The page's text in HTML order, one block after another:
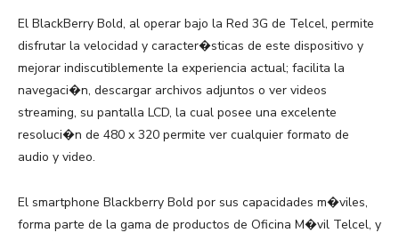
El BlackBerry Bold, al operar bajo la Red 3G de Telcel, permite
disfrutar la velocidad y caracter�sticas de este dispositivo y
mejorar indiscutiblemente la experiencia actual; facilita la
navegaci�n, descargar archivos adjuntos o ver videos
streaming, su pantalla LCD, la cual posee una excelente
resoluci�n de 480 x 320 permite ver cualquier formato de
audio y video.
El smartphone Blackberry Bold por sus capacidades m�viles,
forma parte de la gama de productos de Oficina M�vil Telcel, y